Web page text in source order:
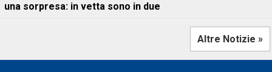
una sorpresa: in vetta sono in due
Altre Notizie »